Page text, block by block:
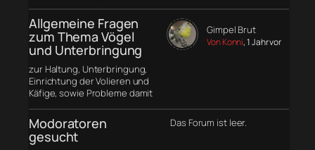
Allgemeine Fragen
zum Thema Vögel
und Unterbringung
zur Haltung, Unterbringung,
Einrichtung der Volieren und
Käfige, sowie Probleme damit
Gimpel Brut
Von Konni, 1 Jahr vor
Modoratoren
gesucht
Das Forum ist leer.